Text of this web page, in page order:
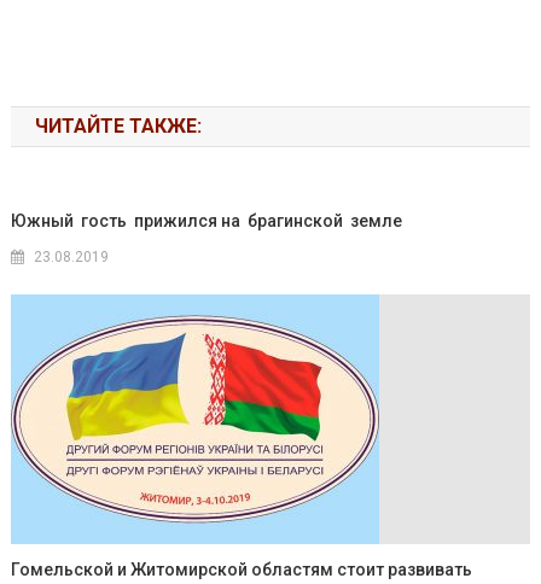
ЧИТАЙТЕ ТАКЖЕ:
Южный гость прижился на брагинской земле
23.08.2019
Гомельской и Житомирской областям стоит развивать